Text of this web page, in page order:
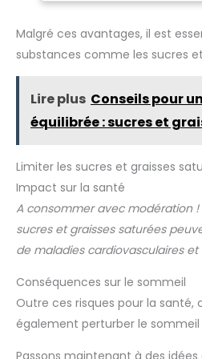
sport, nos chips viande de
viande. INGRÉDIENTS DE HAUTE
Jack Links est fabriquée à partir
viande de bœuf, finement
le grand emballage pratique de
25 g), tu es bien équipé pour
maintenant les emballages de
grignotage) pour obtenir au
Malgré ces avantages, il est
substances comme les sucres
Lire plus Conseils pour
équilibrée : sucres et
Limiter les sucres et graisses
Impact sur la santé
A consommer avec modération !
sucres et graisses saturées
de maladies cardiovasculaires
Conséquences sur le sommeil
Outre ces risques pour la santé,
également perturber le sommeil
Passons maintenant à des